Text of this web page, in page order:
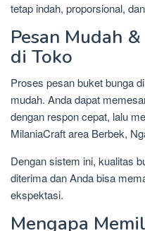
tetap indah, proporsional,
Pesan Mudah
di Toko
Proses pesan buket bunga
mudah. Anda dapat
dengan respon cepat, lalu
MilaniaCraft area Berbek,
Dengan sistem ini, kualitas
diterima dan Anda bisa
ekspektasi.
Mengapa